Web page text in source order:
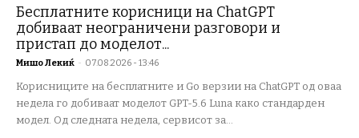
Бесплатните корисници на ChatGPT
добиваат неограничени разговори и
пристап до моделот...
Мишо Лекиќ - 07.08.2026 - 13:46
Корисниците на бесплатните и Go верзии на ChatGPT од оваа
недела го добиваат моделот GPT-5.6 Luna како стандарден
модел. Од следната недела, сервисот за...